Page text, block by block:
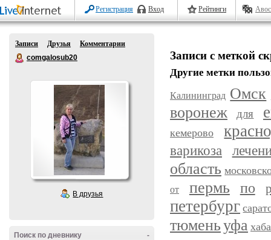
Регистрация Вход Рейтинги
Записи Друзья
Комментарии
comgalosub20
В друзья
-
Поиск по дневнику
Записи с меткой
Другие метки
Калининград Омск
воронеж для
кемерово
варикоза
область
от пермь по
петербург
тюменьуфа